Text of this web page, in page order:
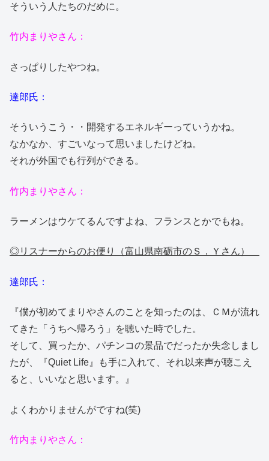
そういう人たちのだめに。
竹内まりやさん：
さっぱりしたやつね。
達郎氏：
そういうこう・・開発するエネルギーっていうかね。
なかなか、すごいなって思いましたけどね。
それが外国でも行列ができる。
竹内まりやさん：
ラーメンはウケてるんですよね、フランスとかでもね。
◎リスナーからのお便り（富山県南砺市のＳ．Ｙさん）
達郎氏：
『僕が初めてまりやさんのことを知ったのは、ＣＭが流れ
てきた「うちへ帰ろう」を聴いた時でした。
そして、買ったか、パチンコの景品でだったか失念しまし
たが、『Quiet Life』も手に入れて、それ以来声が聴こえ
ると、いいなと思います。』
よくわかりませんがですね(笑)
竹内まりやさん：